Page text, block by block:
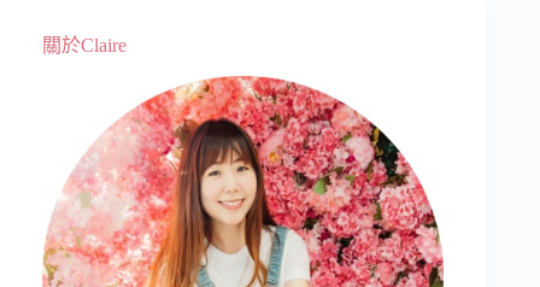
關於Claire